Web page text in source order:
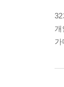
개
가